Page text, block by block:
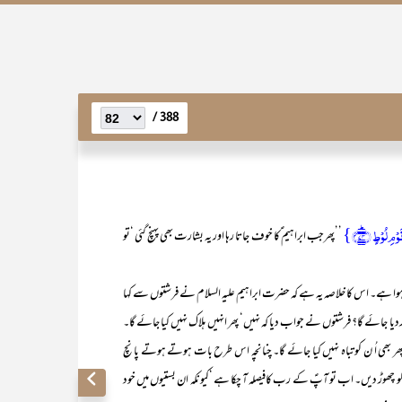
388 /
﴿ؕ۷۴﴾} ’’پھرجب ابراہیم ؑکا خوف جاتا رہا اور یہ بشارت بھی پہنچ گئی ‘تو
اس کا خلاصہ یہ ہے کہ حضرت ابراہیم علیہ السلام نے فرشتوں سے کہا
جائے گا؟ فرشتوں نے جواب دیا کہ نہیں‘ پھر انہیں ہلاک نہیں کیا جائے گا۔
بھی اُ ن کو تباہ نہیں کیا جائے گا۔ چنانچہ اس طرح بات ہوتے ہوتے پانچ
چھوڑ دیں۔ اب تو آپؑ کے رب کافیصلہ آ چکا ہے ‘کیونکہ ان بستیوں میں خود